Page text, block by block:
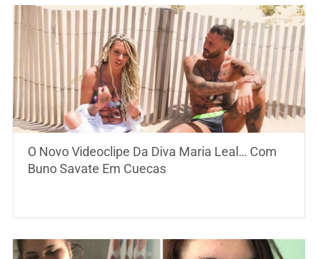
O Novo Videoclipe Da Diva Maria Leal… Com
Buno Savate Em Cuecas